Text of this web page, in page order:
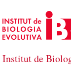
Saltar al contenido
Institut de